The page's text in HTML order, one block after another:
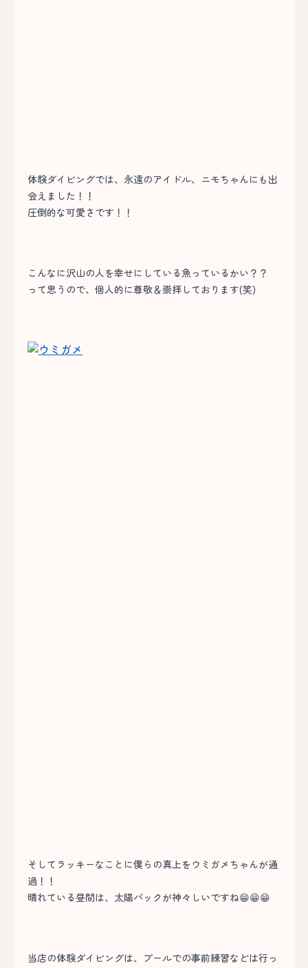
体験ダイビングでは、永遠のアイドル、ニモちゃんにも出
会えました！！
圧倒的な可愛さです！！
こんなに沢山の人を幸せにしている魚っているかい？？
って思うので、個人的に尊敬＆崇拝しております(笑)
そしてラッキーなことに僕らの真上をウミガメちゃんが通
過！！
晴れている昼間は、太陽バックが神々しいですね😁😁😁
当店の体験ダイビングは、プールでの事前練習などは行っ